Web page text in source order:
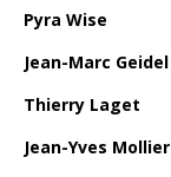
Pyra Wise
Jean-Marc Geidel
Thierry Laget
Jean-Yves Mollier